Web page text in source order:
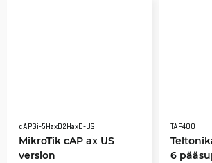
cAPGi-5HaxD2HaxD-US
MikroTik cAP ax US
version
TAP400
6